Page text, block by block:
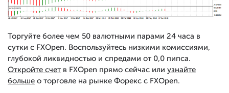
Торгуйте более чем 50 валютными парами 24 часа в
сутки с FXOpen. Воспользуйтесь низкими комиссиями,
глубокой ликвидностью и спредами от 0,0 пипса.
Откройте счет в FXOpen прямо сейчас или узнайте
больше о торговле на рынке Форекс с FXOpen.